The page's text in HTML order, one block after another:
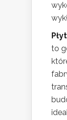
to